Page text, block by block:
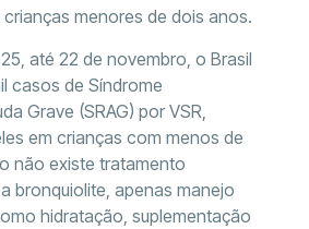
menores de dois anos.
até 22 de novembro, o Brasil
casos de Síndrome
Grave (SRAG) por VSR,
em crianças com menos de
não existe tratamento
bronquiolite, apenas manejo
hidratação, suplementação